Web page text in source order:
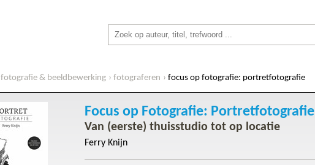
fotografie & beeldbewerking fotograferen focus op fotografie: portretfotografie
Focus op Fotografie: Portretfotografie
Van (eerste) thuisstudio tot op locatie
Ferry Knijn